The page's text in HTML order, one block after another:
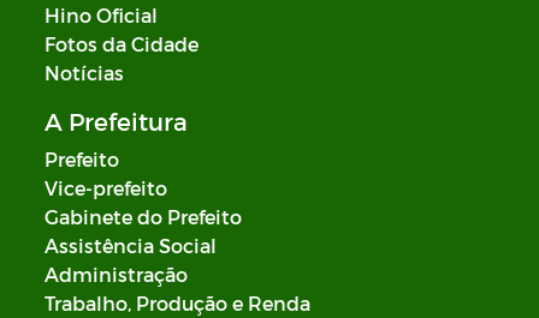
Hino Oficial
Fotos da Cidade
Notícias
A Prefeitura
Prefeito
Vice-prefeito
Gabinete do Prefeito
Assistência Social
Administração
Trabalho, Produção e Renda